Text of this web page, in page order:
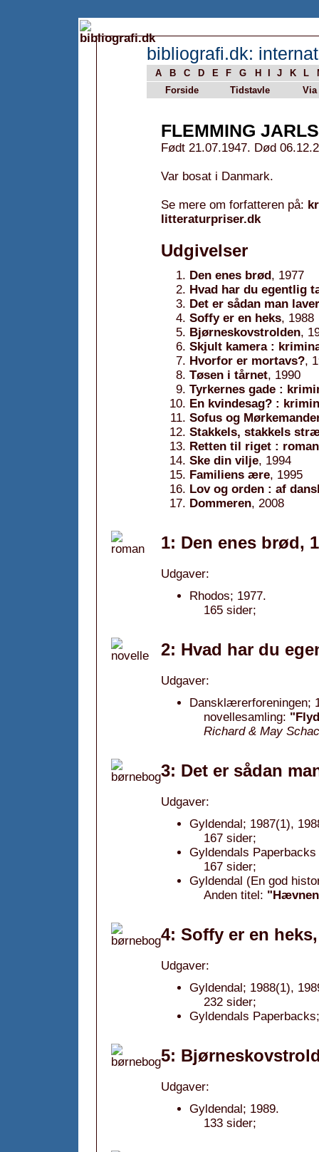
bibliografi.dk:
A B C D E F G H J K L
Forside
Tidstavle Via
FLEMMING
Født 21.07.1947. Død
Var bosat i Danmark.
Se mere om forfatteren på:
litteraturpriser.dk
Udgivelser
Den enes brød, 1977
Hvad har du egentlig
Det er sådan man
Soffy er en heks, 1988
Bjørneskovstrolden,
Skjult kamera :
Hvorfor er mortavs?,
Tøsen i tårnet, 1990
Tyrkernes gade :
En kvindesag? :
Sofus og
Stakkels, stakkels
Retten til riget : roman
Ske din vilje, 1994
Familiens ære, 1995
Lov og orden : af
Dommeren, 2008
1: Den enes brød,
Udgaver:
Rhodos; 1977.
165 sider;
2: Hvad har du
Udgaver:
Dansklærerforeningen;
novellesamling:
Richard & May
3: Det er sådan
Udgaver:
Gyldendal; 1987(1),
167 sider;
Gyldendals
167 sider;
Gyldendal (En god
Anden titel:
4: Soffy er en
Udgaver:
Gyldendal; 1988(1),
232 sider;
Gyldendals
5:
Udgaver:
Gyldendal; 1989.
133 sider;